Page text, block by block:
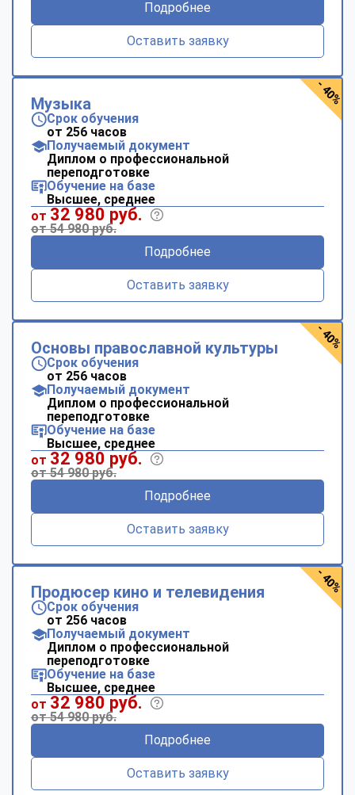
Подробнее
Оставить заявку
Музыка
Срок обучения
от 256 часов
Получаемый документ
Диплом о профессиональной
переподготовке
Обучение на базе
Высшее, среднее
от 32 980 руб.
от 54 980 руб.
Подробнее
Оставить заявку
- 40%
Основы православной культуры
Срок обучения
от 256 часов
Получаемый документ
Диплом о профессиональной
переподготовке
Обучение на базе
Высшее, среднее
от 32 980 руб.
от 54 980 руб.
Подробнее
Оставить заявку
- 40%
Продюсер кино и телевидения
Срок обучения
от 256 часов
Получаемый документ
Диплом о профессиональной
переподготовке
Обучение на базе
Высшее, среднее
от 32 980 руб.
от 54 980 руб.
Подробнее
Оставить заявку
- 40%